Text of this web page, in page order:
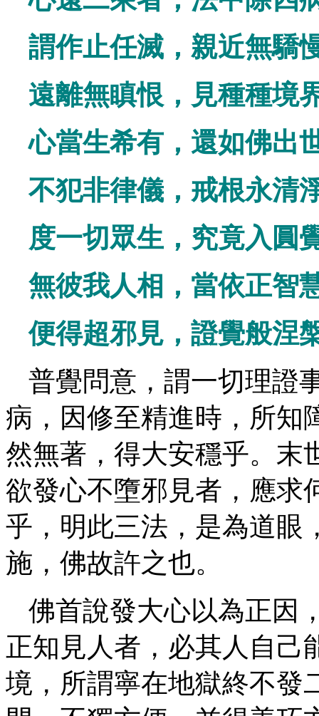
謂作止任滅，親近無驕
遠離無瞋恨，見種種境
心當生希有，還如佛出
不犯非律儀，戒根永清
度一切眾生，究竟入圓
無彼我人相，當依正智
便得超邪見，證覺般涅
普覺問意，謂一切理證
病，因修至精進時，所知
然無著，得大安穩乎。末
欲發心不墮邪見者，應求
乎，明此三法，是為道眼
施，佛故許之也。
佛首說發大心以為正因
正知見人者，必其人自己
境，所謂寧在地獄終不發